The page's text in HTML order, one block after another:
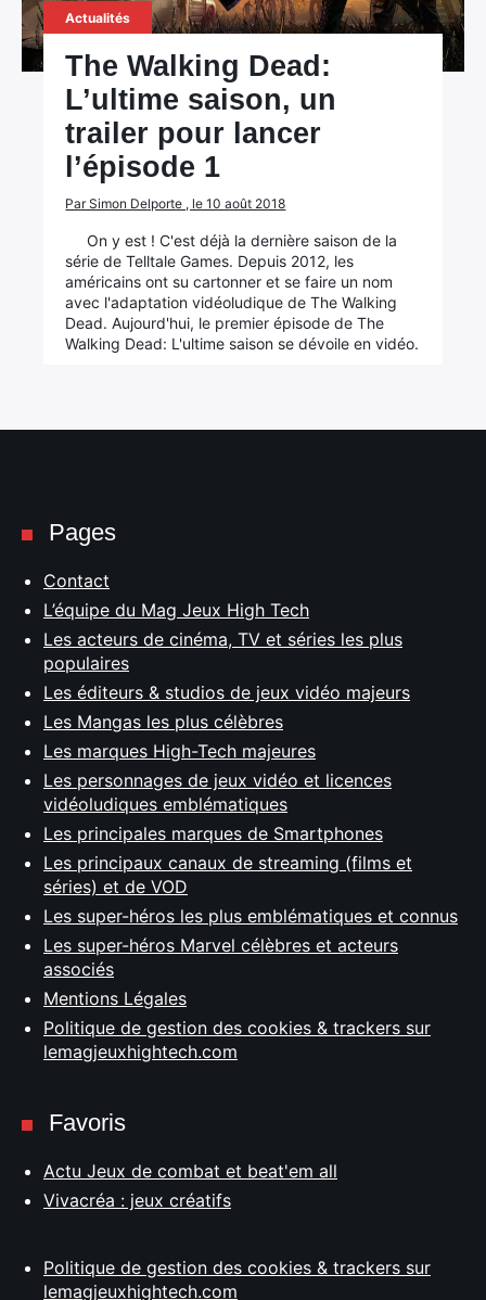
Actualités
The Walking Dead:
L’ultime saison, un
trailer pour lancer
l’épisode 1
Par Simon Delporte , le 10 août 2018
On y est ! C'est déjà la dernière saison de la
série de Telltale Games. Depuis 2012, les
américains ont su cartonner et se faire un nom
avec l'adaptation vidéoludique de The Walking
Dead. Aujourd'hui, le premier épisode de The
Walking Dead: L'ultime saison se dévoile en vidéo.
Pages
Contact
L’équipe du Mag Jeux High Tech
Les acteurs de cinéma, TV et séries les plus
populaires
Les éditeurs & studios de jeux vidéo majeurs
Les Mangas les plus célèbres
Les marques High-Tech majeures
Les personnages de jeux vidéo et licences
vidéoludiques emblématiques
Les principales marques de Smartphones
Les principaux canaux de streaming (films et
séries) et de VOD
Les super-héros les plus emblématiques et connus
Les super-héros Marvel célèbres et acteurs
associés
Mentions Légales
Politique de gestion des cookies & trackers sur
lemagjeuxhightech.com
Favoris
Actu Jeux de combat et beat'em all
Vivacréa : jeux créatifs
Politique de gestion des cookies & trackers sur
lemagjeuxhightech.com
Rechercher